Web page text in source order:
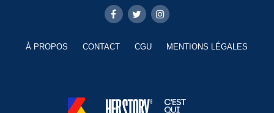
À PROPOS CONTACT CGU MENTIONS LÉGALES